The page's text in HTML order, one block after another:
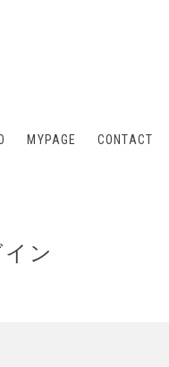
MYPAGE CONTACT
ン